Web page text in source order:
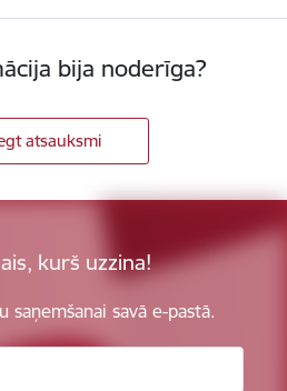
bija noderīga?
atsauksmi
kurš uzzina!
saņemšanai savā e-pastā.